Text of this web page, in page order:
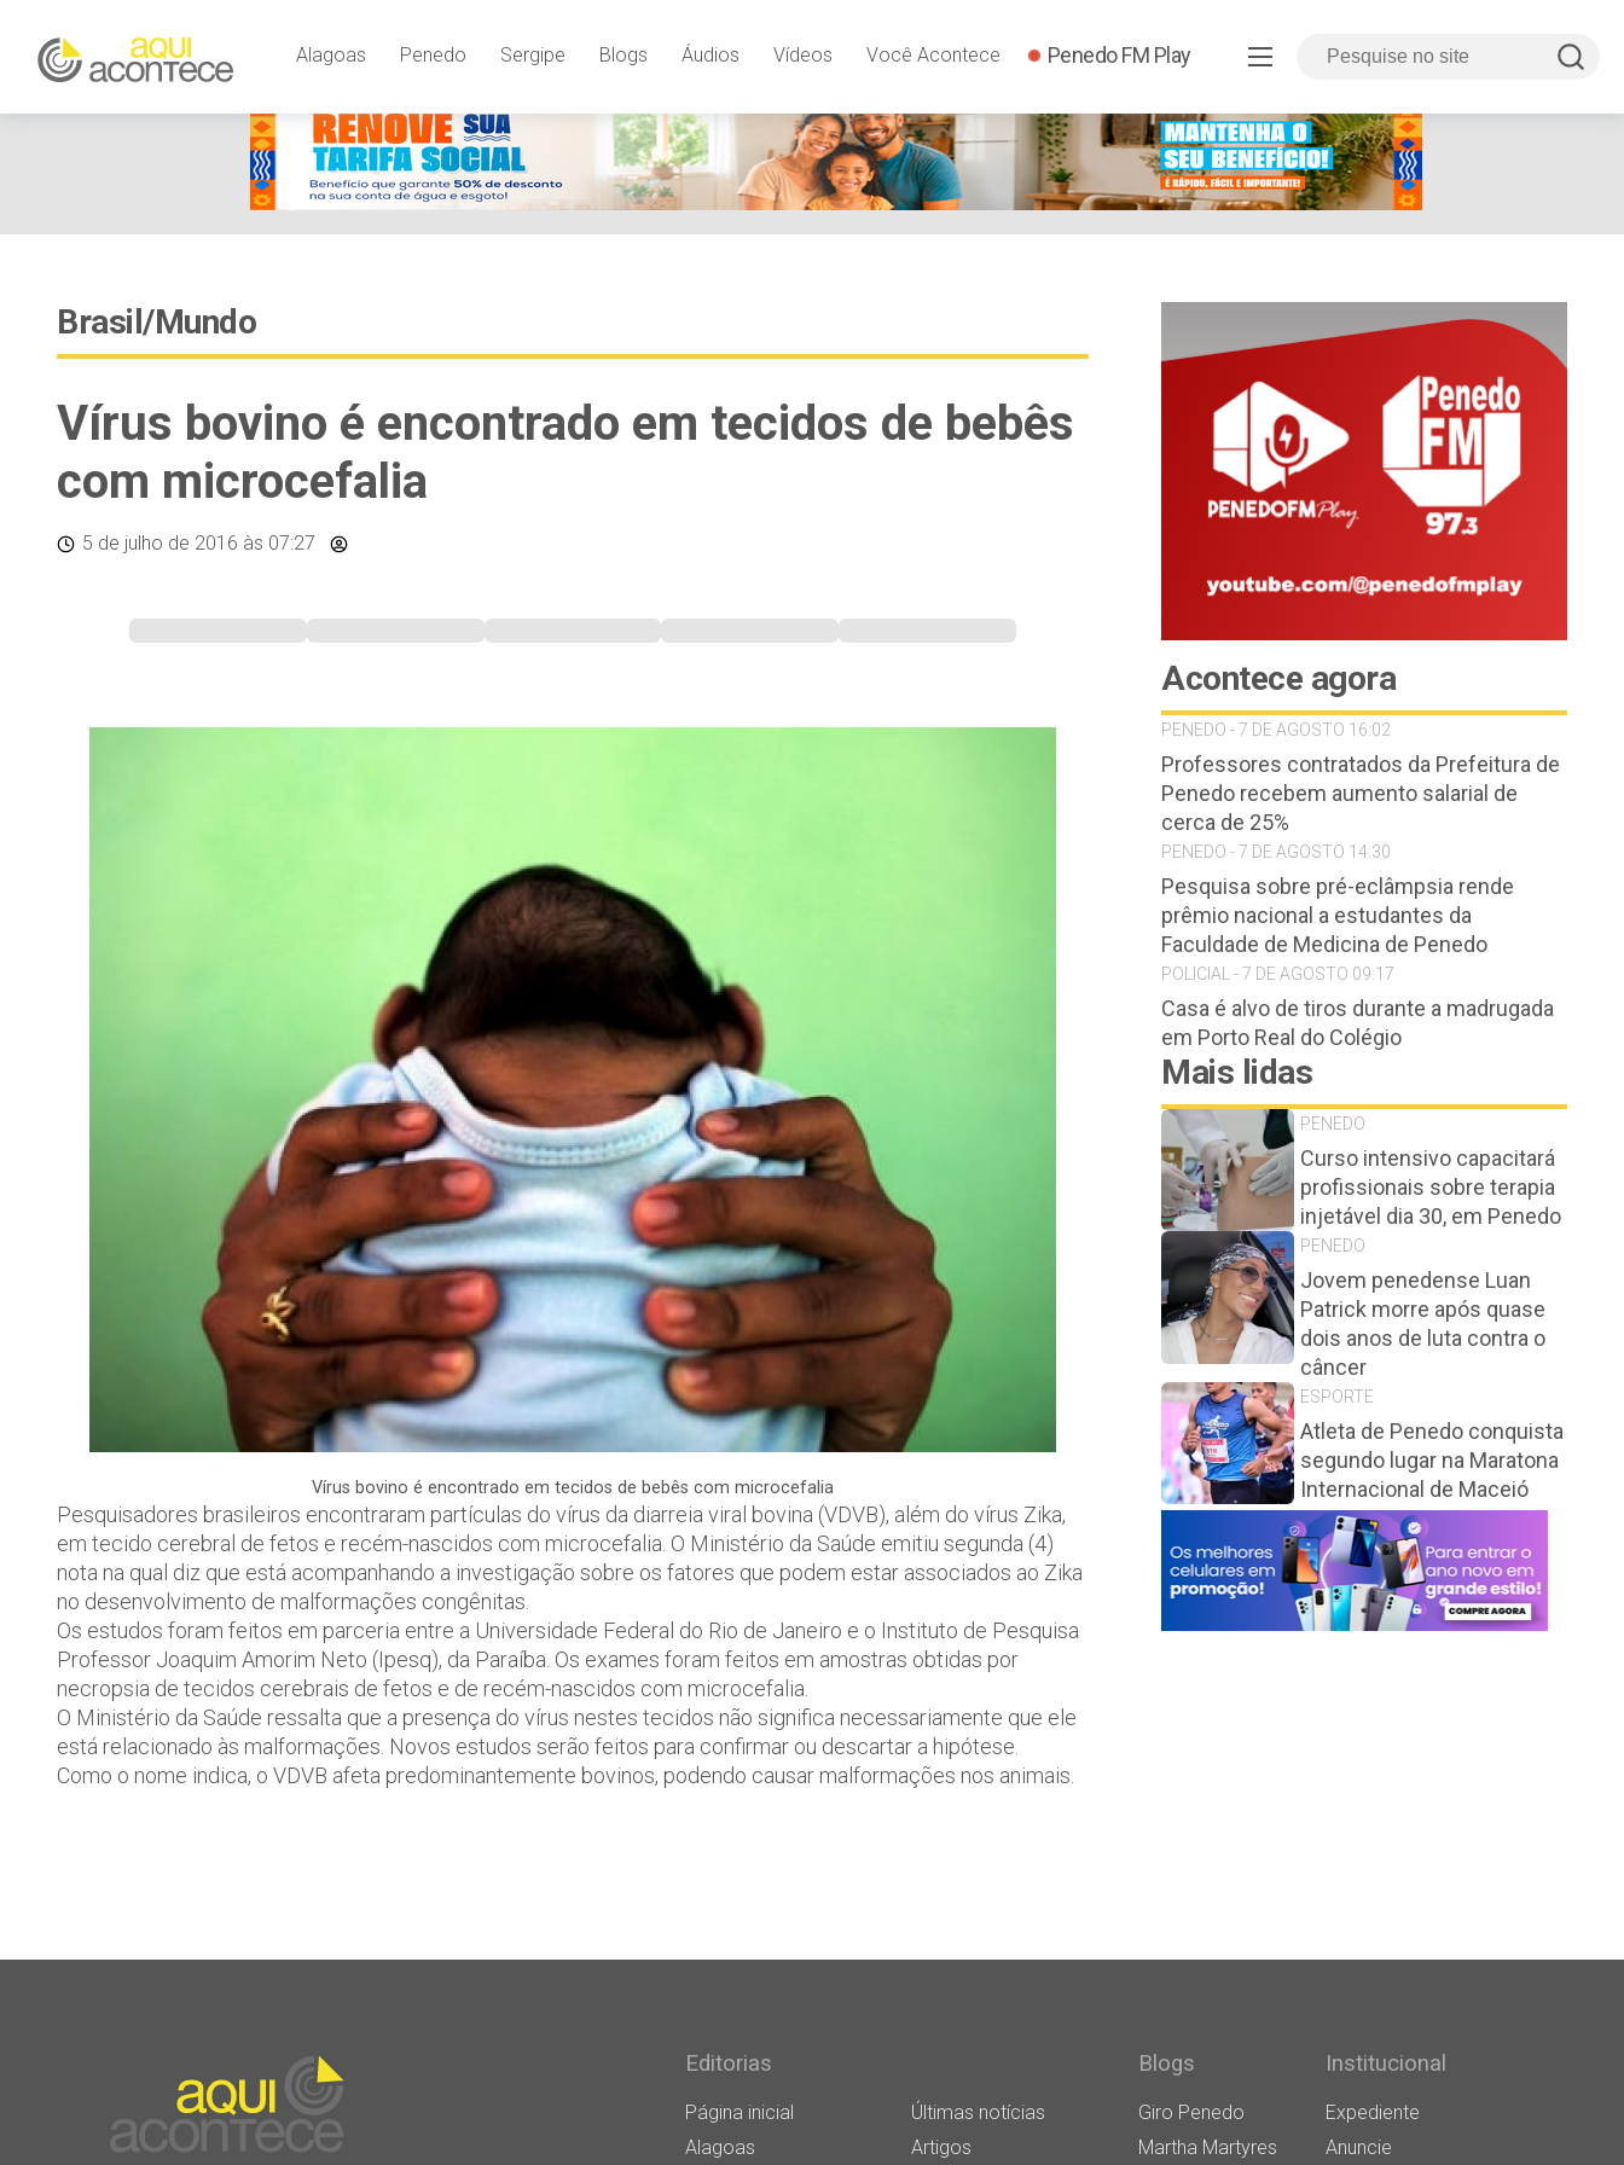
Alagoas Penedo Sergipe Blogs Áudios Vídeos Você Acontece Penedo FM Play
Brasil/Mundo
Vírus bovino é encontrado em tecidos de bebês
com microcefalia
5 de julho de 2016 às 07:27
Vírus bovino é encontrado em tecidos de bebês com microcefalia
Pesquisadores brasileiros encontraram partículas do vírus da diarreia viral bovina (VDVB), além do vírus Zika,
em tecido cerebral de fetos e recém-nascidos com microcefalia. O Ministério da Saúde emitiu segunda (4)
nota na qual diz que está acompanhando a investigação sobre os fatores que podem estar associados ao Zika
no desenvolvimento de malformações congênitas.
Os estudos foram feitos em parceria entre a Universidade Federal do Rio de Janeiro e o Instituto de Pesquisa
Professor Joaquim Amorim Neto (Ipesq), da Paraíba. Os exames foram feitos em amostras obtidas por
necropsia de tecidos cerebrais de fetos e de recém-nascidos com microcefalia.
O Ministério da Saúde ressalta que a presença do vírus nestes tecidos não significa necessariamente que ele
está relacionado às malformações. Novos estudos serão feitos para confirmar ou descartar a hipótese.
Como o nome indica, o VDVB afeta predominantemente bovinos, podendo causar malformações nos animais.
Acontece agora
PENEDO - 7 DE AGOSTO 16:02
Professores contratados da Prefeitura de
Penedo recebem aumento salarial de
cerca de 25%
PENEDO - 7 DE AGOSTO 14:30
Pesquisa sobre pré-eclâmpsia rende
prêmio nacional a estudantes da
Faculdade de Medicina de Penedo
POLICIAL - 7 DE AGOSTO 09:17
Casa é alvo de tiros durante a madrugada
em Porto Real do Colégio
Mais lidas
PENEDO
Curso intensivo capacitará
profissionais sobre terapia
injetável dia 30, em Penedo
PENEDO
Jovem penedense Luan
Patrick morre após quase
dois anos de luta contra o
câncer
ESPORTE
Atleta de Penedo conquista
segundo lugar na Maratona
Internacional de Maceió
Editorias
Página inicial
Últimas notícias
Alagoas
Artigos
Blogs
Giro Penedo
Martha Martyres
Institucional
Expediente
Anuncie